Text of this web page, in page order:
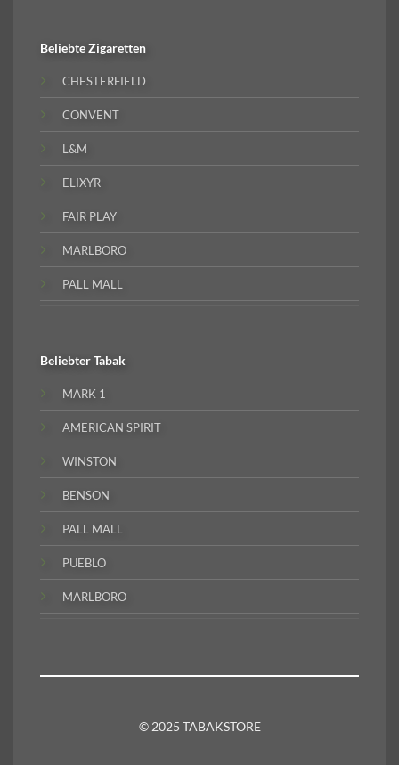
BeliebteZigaretten
CHESTERFIELD
CONVENT
L&M
ELIXYR
FAIR PLAY
MARLBORO
PALL MALL
BeliebterTabak
MARK 1
AMERICAN SPIRIT
WINSTON
BENSON
PALL MALL
PUEBLO
MARLBORO
© 2025 TABAKSTORE